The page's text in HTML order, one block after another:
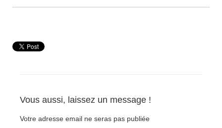
Vous aussi, laissez un message !
Votre adresse email ne seras pas publiée